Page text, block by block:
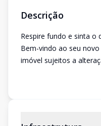
Descrição
Respire fundo e sinta o
Bem-vindo ao seu
imóvel sujeitos a